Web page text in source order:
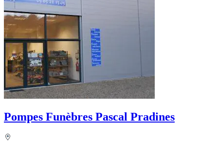
Pompes Funèbres Pascal Pradines